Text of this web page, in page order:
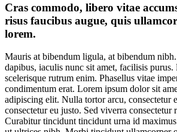
Cras commodo, libero vitae
risus faucibus augue, quis
lorem.
Mauris at bibendum ligula, at bibendum
dapibus, iaculis nunc sit amet, facilisis purus.
scelerisque rutrum enim. Phasellus vitae
condimentum erat. Lorem ipsum dolor sit
adipiscing elit. Nulla tortor arcu, consectetur
consectetur eu justo. Sed viverra consectetur
Curabitur tincidunt tincidunt urna id